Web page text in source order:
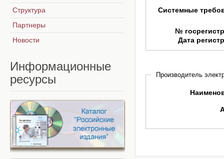
Системные
№
Дата
Производитель
Структура
Партнеры
Новости
Информационные
ресурсы